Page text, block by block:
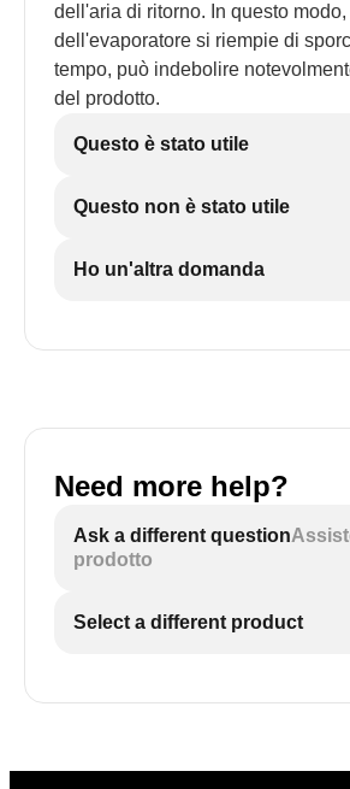
dell'aria di ritorno. In questo
dell'evaporatore si riempie di
tempo, può indebolire
del prodotto.
Questo è stato utile
Questo non è stato utile
Ho un'altra domanda
Need more help?
Ask a different question
prodotto
Select a different product